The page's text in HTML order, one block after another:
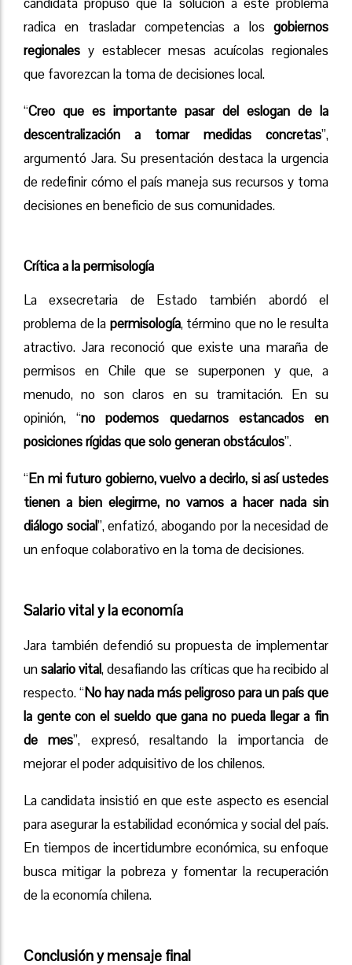
radica en trasladar competencias a los gobiernos
regionales y establecer mesas acuícolas regionales
que favorezcan la toma de decisiones local.
“Creo que es importante pasar del eslogan de la
descentralización a tomar medidas concretas”,
argumentó Jara. Su presentación destaca la urgencia
de redefinir cómo el país maneja sus recursos y toma
decisiones en beneficio de sus comunidades.
Crítica a la permisología
La exsecretaria de Estado también abordó el
problema de la permisología, término que no le resulta
atractivo. Jara reconoció que existe una maraña de
permisos en Chile que se superponen y que, a
menudo, no son claros en su tramitación. En su
opinión, “no podemos quedarnos estancados en
posiciones rígidas que solo generan obstáculos”.
“En mi futuro gobierno, vuelvo a decirlo, si así ustedes
tienen a bien elegirme, no vamos a hacer nada sin
diálogo social”, enfatizó, abogando por la necesidad de
un enfoque colaborativo en la toma de decisiones.
Salario vital y la economía
Jara también defendió su propuesta de implementar
unsalario vital, desafiando las críticas que ha recibido al
respecto. “No hay nada más peligroso para un país que
la gente con el sueldo que gana no pueda llegar a fin
de mes”, expresó, resaltando la importancia de
mejorar el poder adquisitivo de los chilenos.
La candidata insistió en que este aspecto es esencial
para asegurar la estabilidad económica y social del país.
En tiempos de incertidumbre económica, su enfoque
busca mitigar la pobreza y fomentar la recuperación
de la economía chilena.
Conclusión y mensaje final